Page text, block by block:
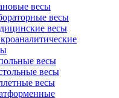
весы
весы
весы
весы
весы
весы